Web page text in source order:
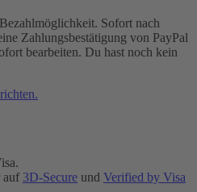
Sofort nach
Zahlungsbestätigung von PayPal
bearbeiten. Du hast noch kein
auf 3D-Secure und Verified by Visa